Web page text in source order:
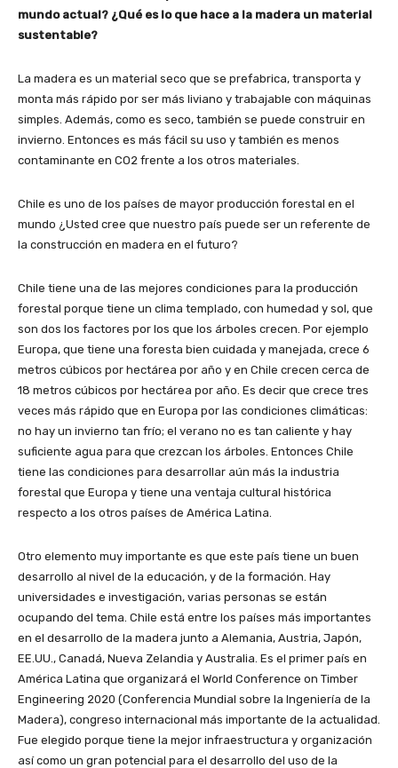
mundo actual? ¿Qué es lo que hace a la madera un material
sustentable?
La madera es un material seco que se prefabrica, transporta y
monta más rápido por ser más liviano y trabajable con máquinas
simples. Además, como es seco, también se puede construir en
invierno. Entonces es más fácil su uso y también es menos
contaminante en CO2 frente a los otros materiales.
Chile es uno de los países de mayor producción forestal en el
mundo ¿Usted cree que nuestro país puede ser un referente de
la construcción en madera en el futuro?
Chile tiene una de las mejores condiciones para la producción
forestal porque tiene un clima templado, con humedad y sol, que
son dos los factores por los que los árboles crecen. Por ejemplo
Europa, que tiene una foresta bien cuidada y manejada, crece 6
metros cúbicos por hectárea por año y en Chile crecen cerca de
18 metros cúbicos por hectárea por año. Es decir que crece tres
veces más rápido que en Europa por las condiciones climáticas:
no hay un invierno tan frío; el verano no es tan caliente y hay
suficiente agua para que crezcan los árboles. Entonces Chile
tiene las condiciones para desarrollar aún más la industria
forestal que Europa y tiene una ventaja cultural histórica
respecto a los otros países de América Latina.
Otro elemento muy importante es que este país tiene un buen
desarrollo al nivel de la educación, y de la formación. Hay
universidades e investigación, varias personas se están
ocupando del tema. Chile está entre los países más importantes
en el desarrollo de la madera junto a Alemania, Austria, Japón,
EE.UU., Canadá, Nueva Zelandia y Australia. Es el primer país en
América Latina que organizará el World Conference on Timber
Engineering 2020 (Conferencia Mundial sobre la Ingeniería de la
Madera), congreso internacional más importante de la actualidad.
Fue elegido porque tiene la mejor infraestructura y organización
así como un gran potencial para el desarrollo del uso de la